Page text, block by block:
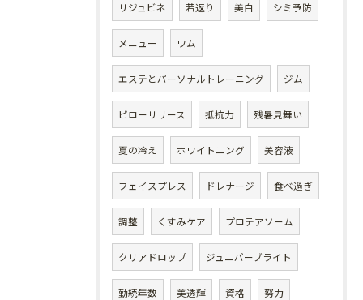
リジュビネ 若返り 美白 シミ予防
メニュー ワム
エステとパーソナルトレーニング ジム
ピローリリース 抵抗力 残暑見舞い
夏の冷え ホワイトニング 美容液
フェイスプレス ドレナージ 食べ過ぎ
調整 くすみケア プロテアソーム
クリアドロップ ジュニパーブライト
勤続年数 美透輝 資格 努力